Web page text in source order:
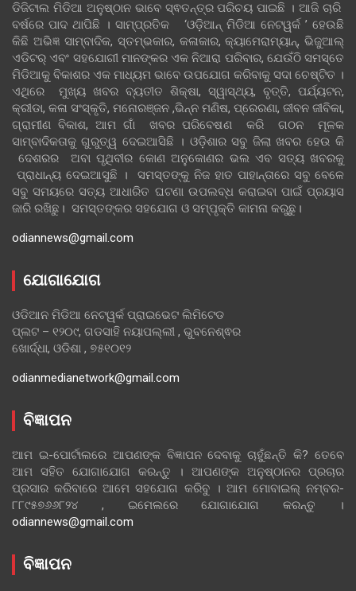
ଡିଜିଟାଲ ମିଡିଆ ଅନୁଷ୍ଠାନ ଭାବେ ସ୍ଵତନ୍ତ୍ର ପରିଚୟ ପାଇଛି । ଆଜି ଚାରି
ବର୍ଷରେ ପାଦ ଥାପିଛି । ସାମ୍ପ୍ରତିକ ‘ଓଡ଼ିଆନ୍‍ ମିଡିଆ ନେଟୱର୍କ ’ ହେଉଛି
କିଛି ଅଭିଜ୍ଞ ସାମ୍ବାଦିକ, ସ୍ତମ୍ଭକାର, କଳାକାର, କ୍ୟାମେରାମ୍ୟାନ୍, ଭିଜୁଆଲ୍
ଏଡିଟର୍ ଏବଂ ସହଯୋଗୀ ମାନଙ୍କର ଏକ ନିଆରା ପରିବାର, ଯେଉଁଠି ସମସ୍ତେ
ମିଡିଆକୁ ବିକାଶର ଏକ ମାଧ୍ୟମ ଭାବେ ଉପଯୋଗ କରିବାକୁ ସଦା ଚେଷ୍ଟିତ ।
ଏଥିରେ ମୁଖ୍ୟ ଖବର ବ୍ୟତୀତ ଶିକ୍ଷା, ସ୍ୱାସ୍ଥ୍ୟ, ବୃତ୍ତି, ପର୍ଯ୍ୟଟନ,
କ୍ରୀଡା, କଳା ସଂସ୍କୃତି, ମନୋରଞ୍ଜନ ,ଭିନ୍ନ ମଣିଷ, ପ୍ରେରଣା, ଜୀବନ ଜୀବିକା,
ଗ୍ରାମୀଣ ବିକାଶ, ଆମ ଗାଁ ଖବର ପରିବେଷଣ କରି ଗଠନ ମୂଳକ
ସାମ୍ବାଦିକତାକୁ ଗୁରୁତ୍ୱ ଦେଇଆସିଛି । ଓଡ଼ିଶାର ସବୁ ଜିଲା ଖବର ହେଉ କି
ଦେଶରର ଅବା ପୃଥିବୀର କୋଣ ଅନୁକୋଣର ଭଲ ଏବ ସତ୍ୟ ଖବରକୁ
ପ୍ରାଧାନ୍ୟ ଦେଇଆସୁଛି । ସମସ୍ତଙ୍କୁ ନିଜ ହାତ ପାହାନ୍ତାରେ ସବୁ ବେଳେ
ସବୁ ସମୟରେ ସତ୍ୟ ଆଧାରିତ ଘଟଣା ଉପଲବ୍ଧ କରାଇବା ପାଇଁ ପ୍ରୟାସ
ଜାରି ରଖିଛୁ। ସମସ୍ତଙ୍କର ସହଯୋଗ ଓ ସମ୍ପୃକ୍ତି କାମନା କରୁଛୁ।
odiannews@gmail.com
ଯୋଗାଯୋଗ
ଓଡିଆନ ମିଡିଆ ନେଟୱର୍କ ପ୍ରାଇଭେଟ ଲିମିଟେଡ
ପ୍ଲଟ – ୧୨୦୯, ଗଡସାହି ନୟାପଲ୍ଲୀ , ଭୁବନେଶ୍ଵର
ଖୋର୍ଦ୍ଧା, ଓଡିଶା , ୭୫୧୦୧୨
odianmedianetwork@gmail.com
ବିଜ୍ଞାପନ
ଆମ ଇ-ପୋର୍ଟାଲରେ ଆପଣଙ୍କ ବିଜ୍ଞାପନ ଦେବାକୁ ଚାହୁଁଛନ୍ତି କି? ତେବେ
ଆମ ସହିତ ଯୋଗାଯୋଗ କରନ୍ତୁ । ଆପଣଙ୍କ ଅନୁଷ୍ଠାନର ପ୍ରଚାର
ପ୍ରସାର କରିବାରେ ଆମେ ସହଯୋଗ କରିବୁ । ଆମ ମୋବାଇଲ୍ ନମ୍ବର-
୮୮୯୫୭୬୬୮୨୪ , ଇମେଲରେ ଯୋଗାଯୋଗ କରନ୍ତୁ ।
odiannews@gmail.com
ବିଜ୍ଞାପନ